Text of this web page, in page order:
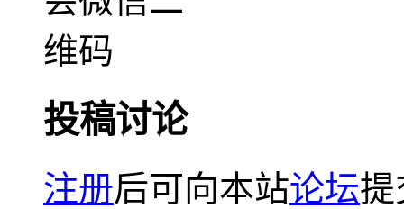
投稿讨论
注册后可向本站论坛提